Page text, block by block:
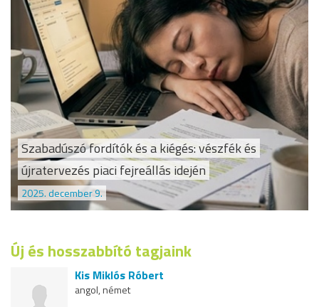
Szabadúszó fordítók és a kiégés: vészfék és
újratervezés piaci fejreállás idején
2025. december 9.
Új és hosszabbító tagjaink
Kis Miklós Róbert
angol, német